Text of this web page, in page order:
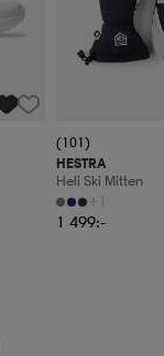
(101)
HESTRA
Heli Ski Mitten
+1
1 499:-